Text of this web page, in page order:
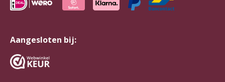
Aangesloten bij: